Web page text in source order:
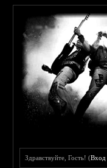
Здравствуйте, Гость! (Вход